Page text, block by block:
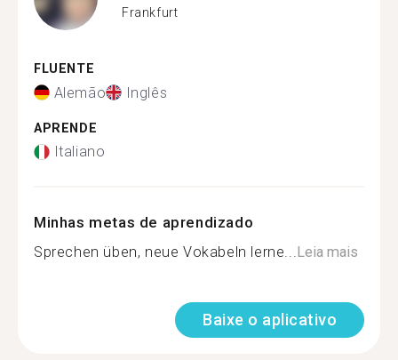
Frankfurt
FLUENTE
Alemão Inglês
APRENDE
Italiano
Minhas metas de aprendizado
Sprechen üben, neue Vokabeln lerne...Leia mais
Baixe o aplicativo